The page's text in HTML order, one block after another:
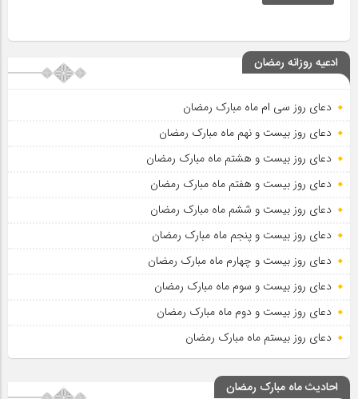
ادعیه روزانه رمضان
دعای روز سی ام ماه مبارک رمضان
دعای روز بیست و نهم ماه مبارک رمضان
دعای روز بیست و هشتم ماه مبارک رمضان
دعای روز بیست و هفتم ماه مبارک رمضان
دعای روز بیست و ششم ماه مبارک رمضان
دعای روز بیست و پنجم ماه مبارک رمضان
دعای روز بیست و چهارم ماه مبارک رمضان
دعای روز بیست و سوم ماه مبارک رمضان
دعای روز بیست و دوم ماه مبارک رمضان
دعای روز بیستم ماه مبارک رمضان
احادیث ماه مبارک رمضان